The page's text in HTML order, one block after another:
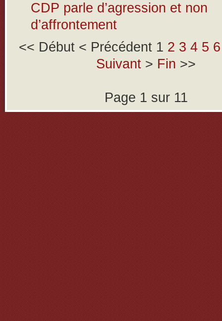
CDP parle d’agression et non
d’affrontement
<< Début < Précédent 1 2 3 4 5 6
Suivant > Fin >>
Page 1 sur 11